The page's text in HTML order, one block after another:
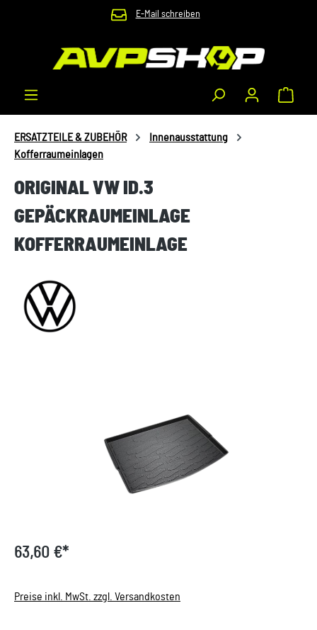
Zum Hauptinhalt springen E-Mail schreiben
ERSATZTEILE & ZUBEHÖR
Innenausstattung
Kofferraumeinlagen
ORIGINAL VW ID.3
GEPÄCKRAUMEINLAGE
KOFFERRAUMEINLAGE
63,60 €*
Preise inkl. MwSt. zzgl. Versandkosten